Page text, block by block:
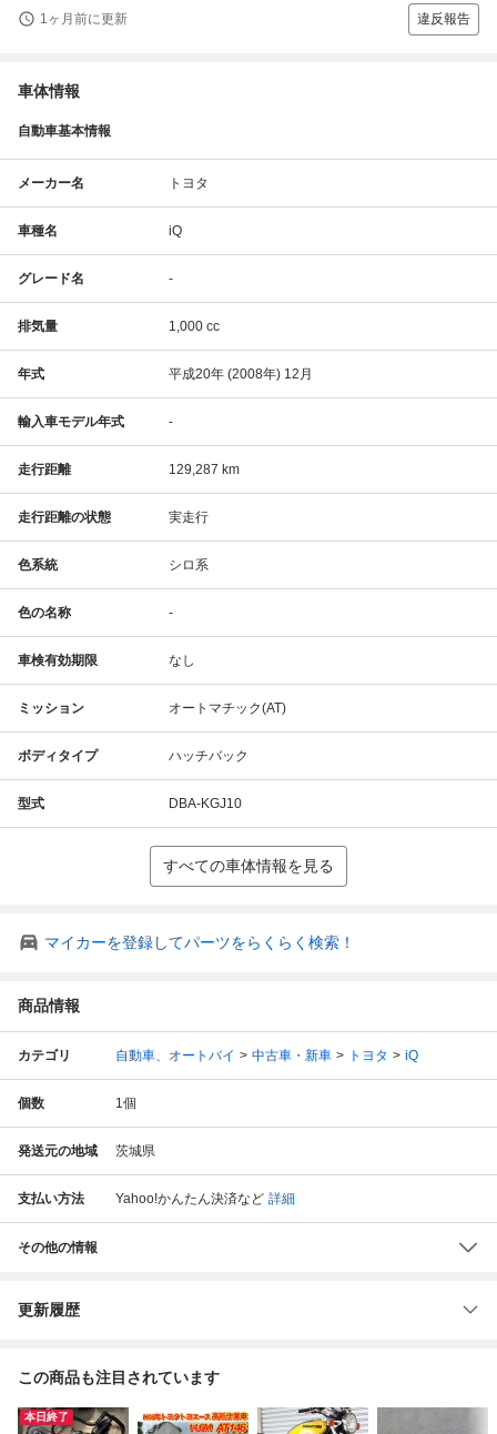
1ヶ月前に更新 違反報告
車体情報
自動車基本情報
メーカー名 トヨタ
車種名 iQ
グレード名 -
排気量 1,000 cc
年式 平成20年 (2008年) 12月
輸入車モデル年式 -
走行距離 129,287 km
走行距離の状態 実走行
色系統 シロ系
色の名称 -
車検有効期限 なし
ミッション オートマチック(AT)
ボディタイプ ハッチバック
型式 DBA-KGJ10
すべての車体情報を見る
マイカーを登録してパーツをらくらく検索！
商品情報
カテゴリ 自動車、オートバイ 中古車・新車 トヨタ iQ
個数 1個
発送元の地域 茨城県
支払い方法 Yahoo!かんたん決済など 詳細
その他の情報
更新履歴
この商品も注目されています
本日終了